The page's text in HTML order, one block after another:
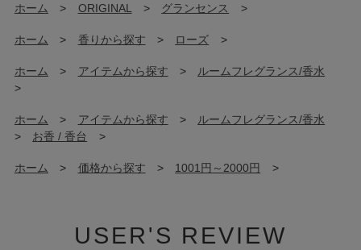
ホーム > ORIGINAL > グランセンス >
ホーム > 香りから探す > ローズ >
ホーム > アイテムから探す >
ルームフレグランス/香水
>
ホーム > アイテムから探す >
ルームフレグランス/香水
>
お香 / 香台 >
ホーム > 価格から探す > 1001円～2000円 >
USER'S REVIEW